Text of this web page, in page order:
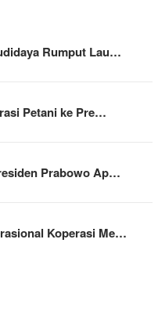
Rumput Lau…
Petani ke Pre…
Prabowo Ap…
Koperasi Me…